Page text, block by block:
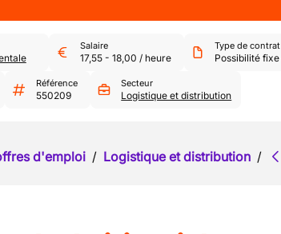
Salaire
17,55- 18,00 / heure
Type de contrat
Possibilité fixe
Référence
550209
Secteur
Logistique et distribution
d'emploi / Logistique et distribution /